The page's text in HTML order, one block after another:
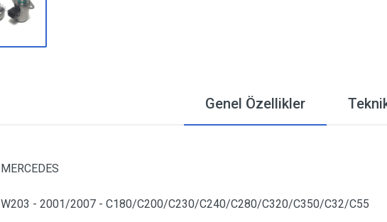
Genel Özellikler
MERCEDES
W203 - 2001/2007 - C180/C200/C230/C240/C280/C320/C350/C32/C55